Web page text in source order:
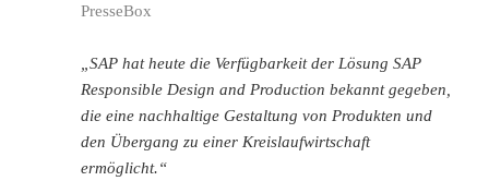
PresseBox
„SAP hat heute die Verfügbarkeit der Lösung SAP
Responsible Design and Production bekannt gegeben,
die eine nachhaltige Gestaltung von Produkten und
den Übergang zu einer Kreislaufwirtschaft
ermöglicht.“